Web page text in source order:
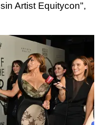
Artist Equitycon",